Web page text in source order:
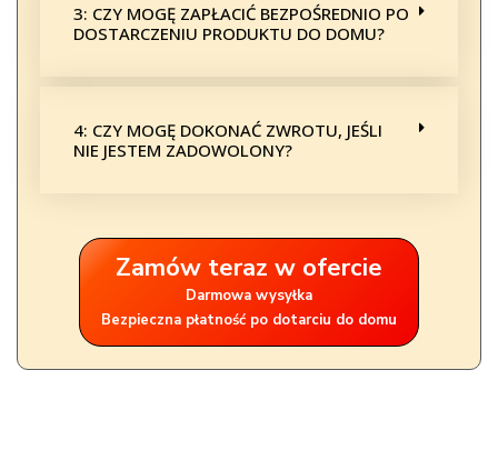
3: CZY MOGĘ ZAPŁACIĆ BEZPOŚREDNIO PO
DOSTARCZENIU PRODUKTU DO DOMU?
4: CZY MOGĘ DOKONAĆ ZWROTU, JEŚLI
NIE JESTEM ZADOWOLONY?
Zamów teraz w ofercie
Darmowa wysyłka
Bezpieczna płatność po dotarciu do domu